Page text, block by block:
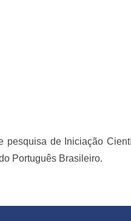
pesquisa de Iniciação
Português Brasileiro.